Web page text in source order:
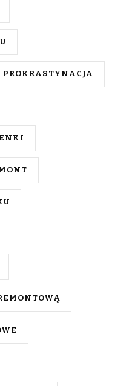
PROKRASTYNACJA